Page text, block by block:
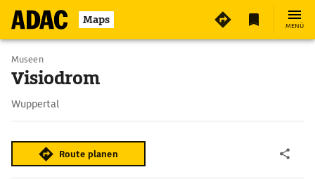
Maps MENÜ
Museen
Visiodrom
Wuppertal
Route planen